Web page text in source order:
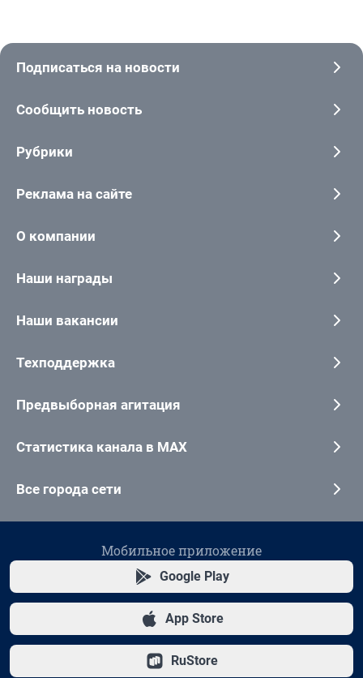
Подписаться на новости
Сообщить новость
Рубрики
Реклама на сайте
О компании
Наши награды
Наши вакансии
Техподдержка
Предвыборная агитация
Статистика канала в MAX
Все города сети
Мобильное приложение
Google Play
App Store
RuStore